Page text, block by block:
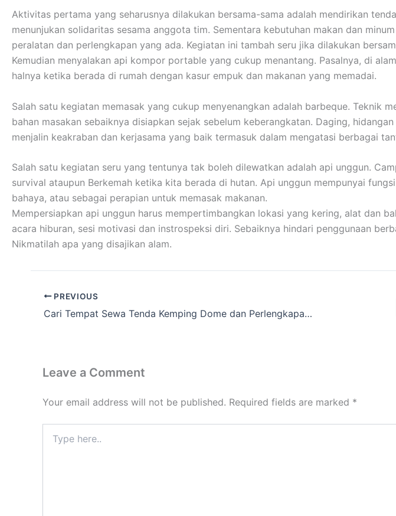
Aktivitas pertama yang seharusnya dilakukan bersama-sama adalah mendirikan
menunjukan solidaritas sesama anggota tim. Sementara kebutuhan makan dan
peralatan dan perlengkapan yang ada. Kegiatan ini tambah seru jika dilakukan
Kemudian menyalakan api kompor portable yang cukup menantang. Pasalnya, di
halnya ketika berada di rumah dengan kasur empuk dan makanan yang memadai.
Salah satu kegiatan memasak yang cukup menyenangkan adalah barbeque. Teknik
bahan masakan sebaiknya disiapkan sejak sebelum keberangkatan. Daging,
menjalin keakraban dan kerjasama yang baik termasuk dalam mengatasi berbagai
Salah satu kegiatan seru yang tentunya tak boleh dilewatkan adalah api unggun.
survival ataupun Berkemah ketika kita berada di hutan. Api unggun mempunyai
bahaya, atau sebagai perapian untuk memasak makanan.
Mempersiapkan api unggun harus mempertimbangkan lokasi yang kering, alat dan
acara hiburan, sesi motivasi dan instrospeksi diri. Sebaiknya hindari penggunaan
Nikmatilah apa yang disajikan alam.
PREVIOUS
Cari Tempat Sewa Tenda Kemping Dome dan Perlengkapan Camping Cakarlangit Ready Banyak sekitar Purwaraja, Pandeglang, Banten
Leave a Comment
Your email address will not be published. Required fields are marked *
here..